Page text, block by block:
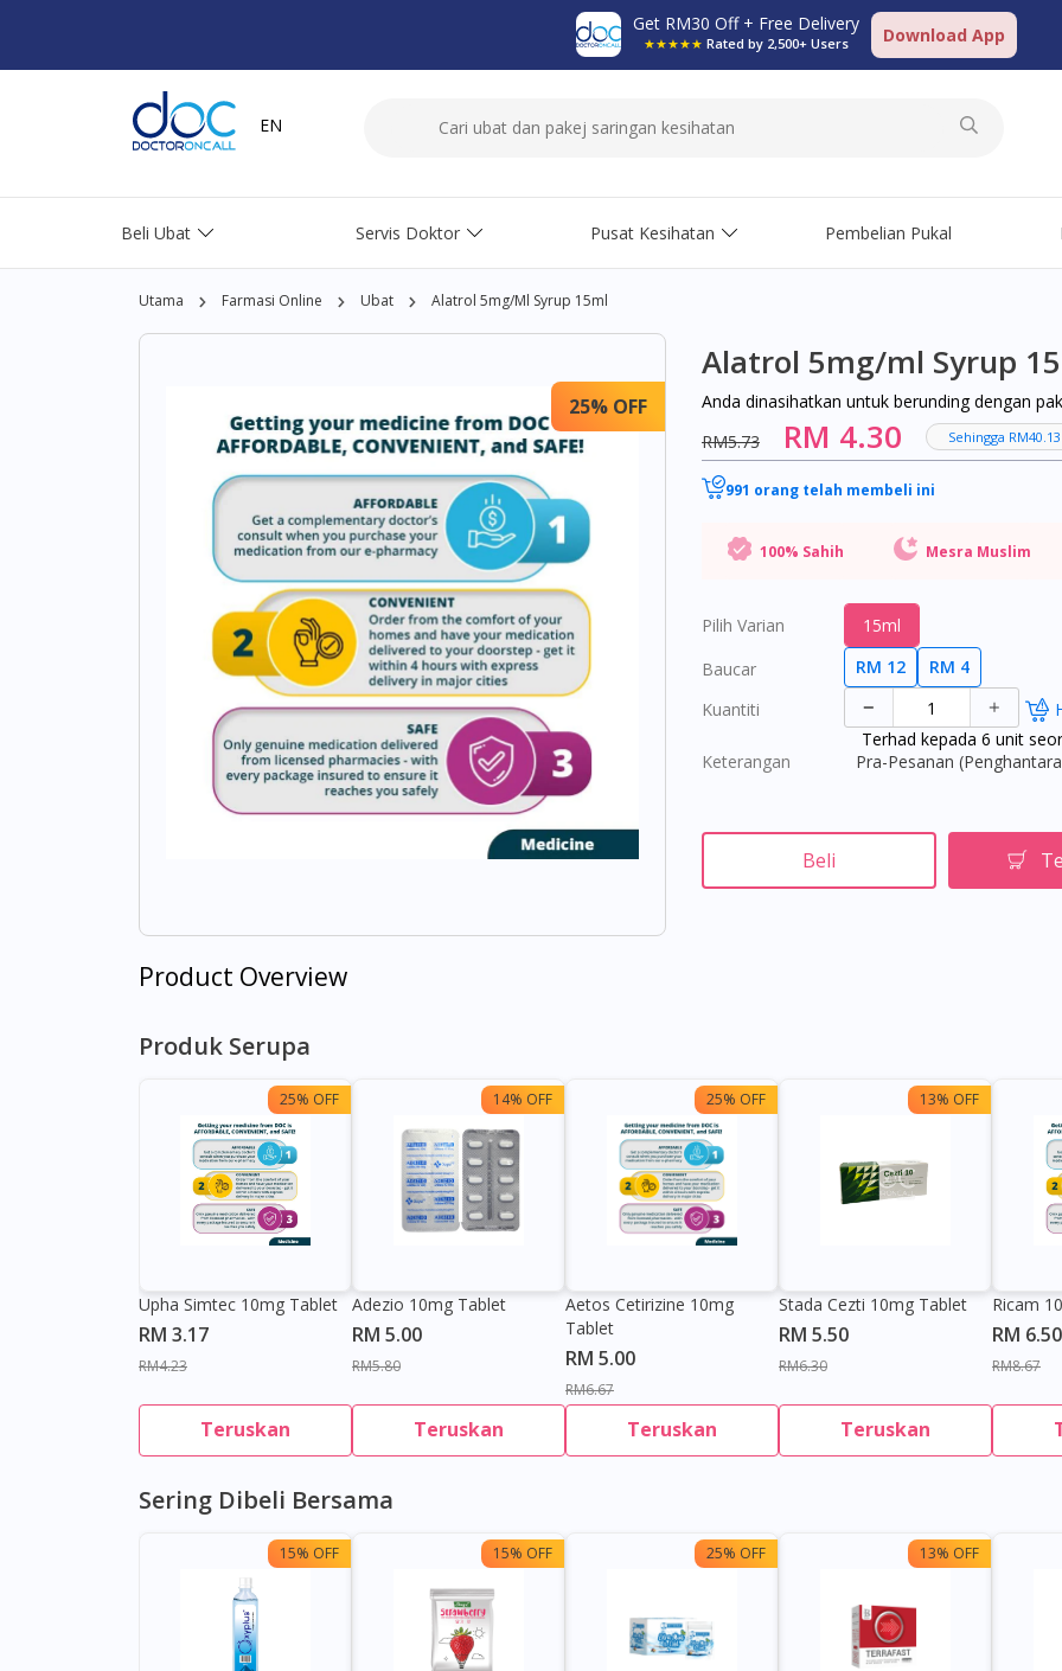
Get RM30 Off + Free Delivery
★★★★★ Rated by 2,500+ Users Download App
EN
Beli Ubat Servis Doktor Pusat Kesihatan Pembelian Pukal
Utama Farmasi Online Ubat Alatrol 5mg/ml Syrup 15ml
25% OFF
Alatrol 5mg/ml Syrup
Anda dinasihatkan untuk berunding dengan
RM5.73
RM 4.30 Sehingga
991 orang telah membeli ini
100% Sahih Mesra Muslim
Pilih Varian
15ml
Baucar
RM 12
RM 4
Kuantiti
Terhad kepada 6 unit
Keterangan
Pra-Pesanan
Beli
Product Overview
Produk Serupa
25% OFF
Upha Simtec 10mg Tablet
RM 3.17
RM4.23
Teruskan
14% OFF
Adezio 10mg Tablet
RM 5.00
RM5.80
Teruskan
25% OFF
Aetos Cetirizine 10mg
Tablet
RM 5.00
RM6.67
Teruskan
13% OFF
Stada Cezti 10mg Tablet
RM 5.50
RM6.30
Teruskan
Ricam
RM 6.50
RM8.67
Sering Dibeli Bersama
15% OFF 15% OFF 25% OFF 13% OFF